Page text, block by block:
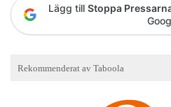
Lägg till Stoppa